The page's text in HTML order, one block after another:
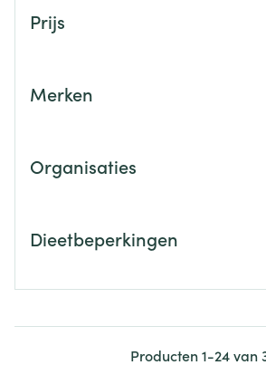
Prijs
Merken
Organisaties
Dieetbeperkingen
Producten1-24van